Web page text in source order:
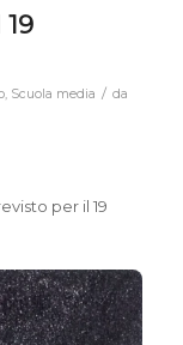
, Scuola media / da
per il 19